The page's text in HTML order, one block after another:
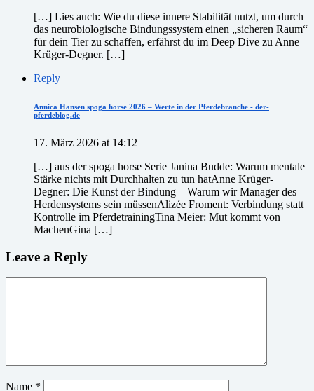
[…] Lies auch: Wie du diese innere Stabilität nutzt, um durch
das neurobiologische Bindungssystem einen „sicheren Raum“
für dein Tier zu schaffen, erfährst du im Deep Dive zu Anne
Krüger-Degner. […]
Reply
Annica Hansen spoga horse 2026 – Werte in der Pferdebranche - der-
pferdeblog.de
17. März 2026 at 14:12
[…] aus der spoga horse Serie Janina Budde: Warum mentale
Stärke nichts mit Durchhalten zu tun hatAnne Krüger-
Degner: Die Kunst der Bindung – Warum wir Manager des
Herdensystems sein müssenAlizée Froment: Verbindung statt
Kontrolle im PferdetrainingTina Meier: Mut kommt von
MachenGina […]
Leave a Reply
Name *